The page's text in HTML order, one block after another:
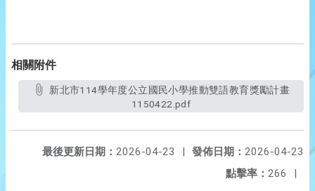
相關附件
1150422.pdf
發佈日期： 2026-04-23
最後更新日期： 2026-04-23
|
點擊率： 266 |